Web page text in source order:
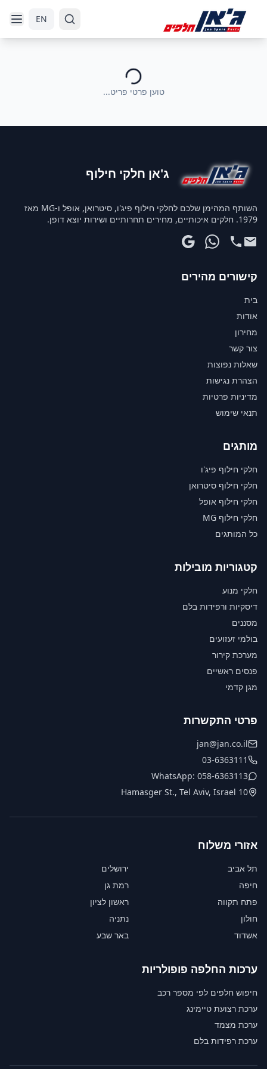
EN
טוען פרטי פריט...
ג'אן חלקי חילוף
השותף המהימן שלכם לחלקי חילוף פיג'ו, סיטרואן, אופל ו-MG מאז
1979. חלקים איכותיים, מחירים תחרותיים ושירות יוצא דופן.
קישורים מהירים
בית
אודות
מחירון
צור קשר
שאלות נפוצות
הצהרת נגישות
מדיניות פרטיות
תנאי שימוש
מותגים
חלקי חילוף פיג'ו
חלקי חילוף סיטרואן
חלקי חילוף אופל
חלקי חילוף MG
כל המותגים
קטגוריות מובילות
חלקי מנוע
דיסקיות ורפידות בלם
מסננים
בולמי זעזועים
מערכת קירור
פנסים ראשיים
מגן קדמי
פרטי התקשרות
jan@jan.co.il
03-6363111
WhatsApp: 058-6363113
10 Hamasger St., Tel Aviv, Israel
אזורי משלוח
תל אביב
ירושלים
חיפה
רמת גן
פתח תקווה
ראשון לציון
חולון
נתניה
אשדוד
באר שבע
ערכות החלפה פופולריות
חיפוש חלפים לפי מספר רכב
ערכת רצועת טיימינג
ערכת מצמד
ערכת רפידות בלם